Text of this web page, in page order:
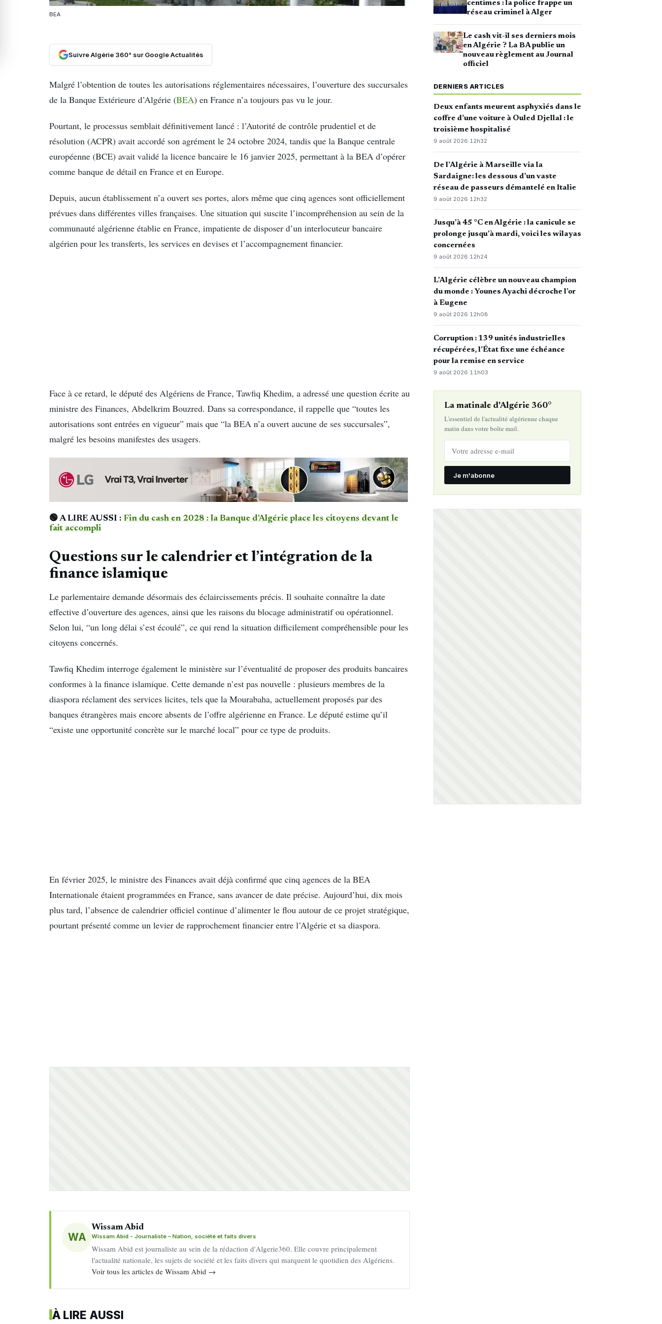
BEA
Suivre Algérie 360° sur Google Actualités
Malgré l’obtention de toutes les autorisations réglementaires nécessaires, l’ouverture des succursales
de la Banque Extérieure d’Algérie (BEA) en France n’a toujours pas vu le jour.
Pourtant, le processus semblait définitivement lancé : l’Autorité de contrôle prudentiel et de
résolution (ACPR) avait accordé son agrément le 24 octobre 2024, tandis que la Banque centrale
européenne (BCE) avait validé la licence bancaire le 16 janvier 2025, permettant à la BEA d’opérer
comme banque de détail en France et en Europe.
Depuis, aucun établissement n’a ouvert ses portes, alors même que cinq agences sont officiellement
prévues dans différentes villes françaises. Une situation qui suscite l’incompréhension au sein de la
communauté algérienne établie en France, impatiente de disposer d’un interlocuteur bancaire
algérien pour les transferts, les services en devises et l’accompagnement financier.
Face à ce retard, le député des Algériens de France, Tawfiq Khedim, a adressé une question écrite au
ministre des Finances, Abdelkrim Bouzred. Dans sa correspondance, il rappelle que “toutes les
autorisations sont entrées en vigueur” mais que “la BEA n’a ouvert aucune de ses succursales”,
malgré les besoins manifestes des usagers.
🟢A LIRE AUSSI : Fin du cash en 2028 : la Banque d’Algérie place les citoyens devant le
fait accompli
Questions sur le calendrier et l’intégration de la
finance islamique
Le parlementaire demande désormais des éclaircissements précis. Il souhaite connaître la date
effective d’ouverture des agences, ainsi que les raisons du blocage administratif ou opérationnel.
Selon lui, “un long délai s’est écoulé”, ce qui rend la situation difficilement compréhensible pour les
citoyens concernés.
Tawfiq Khedim interroge également le ministère sur l’éventualité de proposer des produits bancaires
conformes à la finance islamique. Cette demande n’est pas nouvelle : plusieurs membres de la
diaspora réclament des services licites, tels que la Mourabaha, actuellement proposés par des
banques étrangères mais encore absents de l’offre algérienne en France. Le député estime qu’il
“existe une opportunité concrète sur le marché local” pour ce type de produits.
En février 2025, le ministre des Finances avait déjà confirmé que cinq agences de la BEA
Internationale étaient programmées en France, sans avancer de date précise. Aujourd’hui, dix mois
plus tard, l’absence de calendrier officiel continue d’alimenter le flou autour de ce projet stratégique,
pourtant présenté comme un levier de rapprochement financier entre l’Algérie et sa diaspora.
WA
Wissam Abid
Wissam Abid - Journaliste – Nation, société et faits divers
Wissam Abid est journaliste au sein de la rédaction d'Algerie360. Elle couvre principalement
l'actualité nationale, les sujets de société et les faits divers qui marquent le quotidien des Algériens.
Voir tous les articles de Wissam Abid →
À LIRE AUSSI
centimes : la police frappe un
réseau criminel à Alger
Le cash vit-il ses derniers mois
en Algérie ? La BA publie un
nouveau règlement au Journal
officiel
DERNIERS ARTICLES
Deux enfants meurent asphyxiés dans le
coffre d’une voiture à Ouled Djellal : le
troisième hospitalisé
9 août 2026·12h32
De l’Algérie à Marseille via la
Sardaigne: les dessous d’un vaste
réseau de passeurs démantelé en Italie
9 août 2026· 12h32
Jusqu’à 45 °C en Algérie : la canicule se
prolonge jusqu’à mardi, voici les wilayas
concernées
9 août 2026·12h24
L’Algérie célèbre un nouveau champion
du monde : Younes Ayachi décroche l’or
à Eugene
9 août 2026·12h08
Corruption : 139 unités industrielles
récupérées, l’État fixe une échéance
pour la remise en service
9 août 2026· 11h03
La matinale d'Algérie 360°
L'essentiel de l'actualité algérienne chaque
matin dans votre boîte mail.
Je m'abonne